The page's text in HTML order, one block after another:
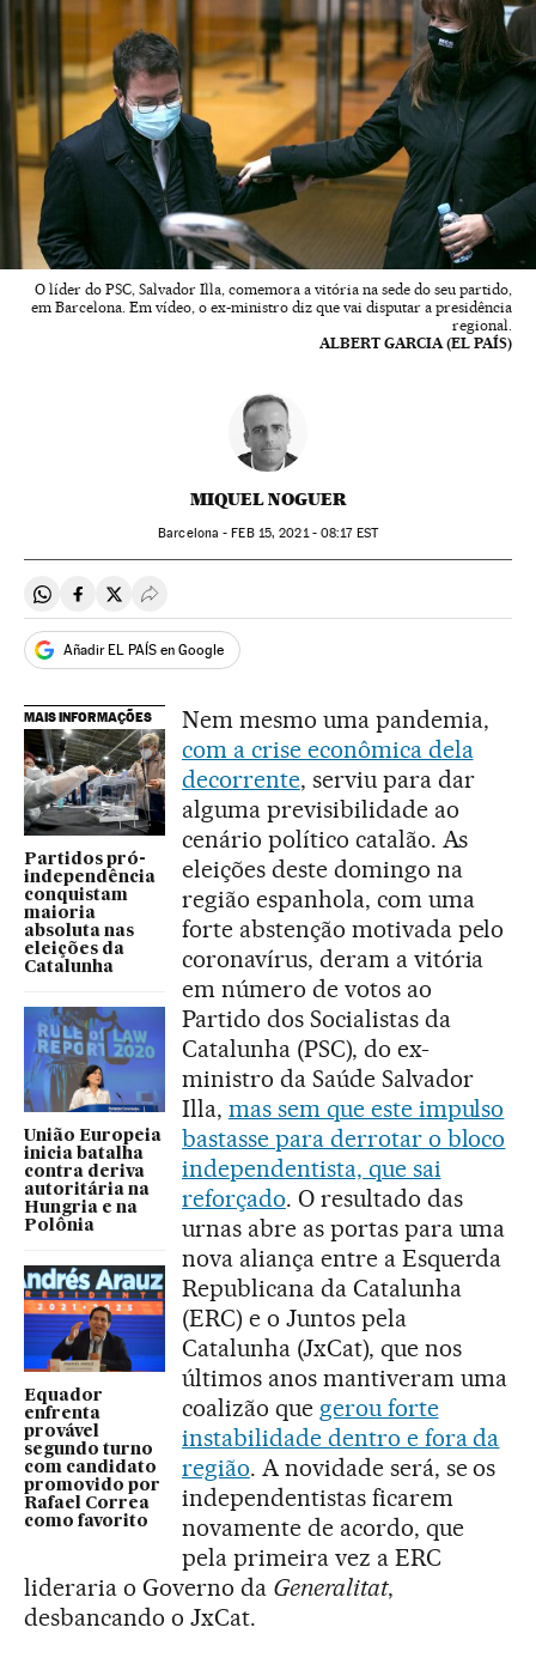
O líder do PSC, Salvador Illa, comemora a vitória na sede do seu partido,
em Barcelona. Em vídeo, o ex-ministro diz que vai disputar a presidência
regional.
ALBERT GARCIA (EL PAÍS)
MIQUEL NOGUER
Barcelona -FEB15, 2021 - 08:17EST
Compartir en Whatsapp
Compartir en Facebook
Compartir en Twitter
Desplegar Redes Sociales
Añadir EL PAÍS en Google
MAIS INFORMAÇÕES
Partidos pró-
independência
conquistam
maioria
absoluta nas
eleições da
Catalunha
União Europeia
inicia batalha
contra deriva
autoritária na
Hungria e na
Polônia
Equador
enfrenta
provável
segundo turno
com candidato
promovido por
Rafael Correa
como favorito
Nem mesmo uma pandemia,
com a crise econômica dela
decorrente, serviu para dar
alguma previsibilidade ao
cenário político catalão. As
eleições deste domingo na
região espanhola, com uma
forte abstenção motivada pelo
coronavírus, deram a vitória
em número de votos ao
Partido dos Socialistas da
Catalunha (PSC), do ex-
ministro da Saúde Salvador
Illa, mas sem que este impulso
bastasse para derrotar o bloco
independentista, que sai
reforçado. O resultado das
urnas abre as portas para uma
nova aliança entre a Esquerda
Republicana da Catalunha
(ERC) e o Juntos pela
Catalunha (JxCat), que nos
últimos anos mantiveram uma
coalizão que gerou forte
instabilidade dentro e fora da
região. A novidade será, se os
independentistas ficarem
novamente de acordo, que
pela primeira vez a ERC
lideraria o Governo da Generalitat,
desbancando o JxCat.